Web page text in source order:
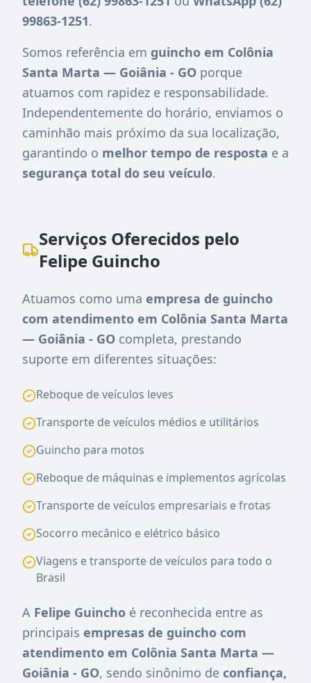
99863-1251.
Somos referência em guincho em Colônia
Santa Marta — Goiânia - GO porque
atuamos com rapidez e responsabilidade.
Independentemente do horário, enviamos o
caminhão mais próximo da sua localização,
garantindo o melhor tempo de resposta e a
segurança total do seu veículo.
Serviços Oferecidos pelo
Felipe Guincho
Atuamos como uma empresa de guincho
com atendimento em Colônia Santa Marta
— Goiânia - GO completa, prestando
suporte em diferentes situações:
Reboque de veículos leves
Transporte de veículos médios e utilitários
Guincho para motos
Reboque de máquinas e implementos agrícolas
Transporte de veículos empresariais e frotas
Socorro mecânico e elétrico básico
Viagens e transporte de veículos para todo o
Brasil
A Felipe Guincho é reconhecida entre as
principais empresas de guincho com
atendimento em Colônia Santa Marta —
Goiânia - GO, sendo sinônimo de confiança,